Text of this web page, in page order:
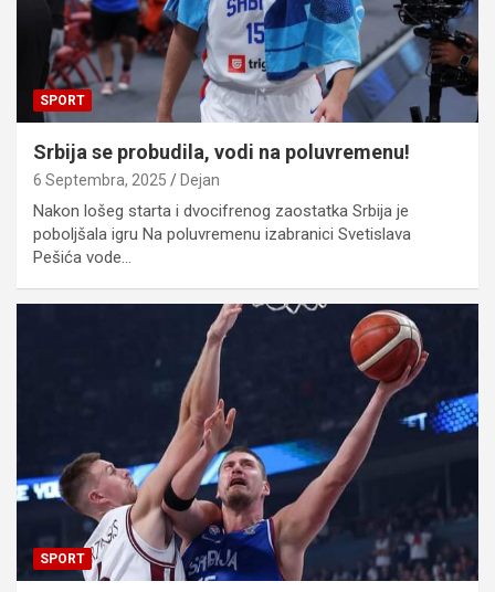
SPORT
Srbija se probudila, vodi na poluvremenu!
6 Septembra, 2025 Dejan
Nakon lošeg starta i dvocifrenog zaostatka Srbija je
poboljšala igru Na poluvremenu izabranici Svetislava
Pešića vode…
SPORT